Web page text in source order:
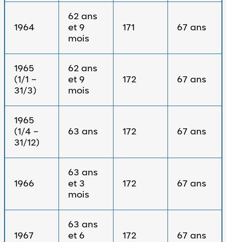
1964
62 ans
et 9
mois
171 67 ans
1965
(1/1 –
31/3)
62 ans
et 9
mois
172 67 ans
1965
(1/4 –
31/12)
63 ans 172 67 ans
1966
63 ans
et 3
mois
172 67 ans
1967
63 ans
et 6
172 67 ans